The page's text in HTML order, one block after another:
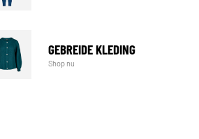
GEBREIDE KLEDING
Shop nu